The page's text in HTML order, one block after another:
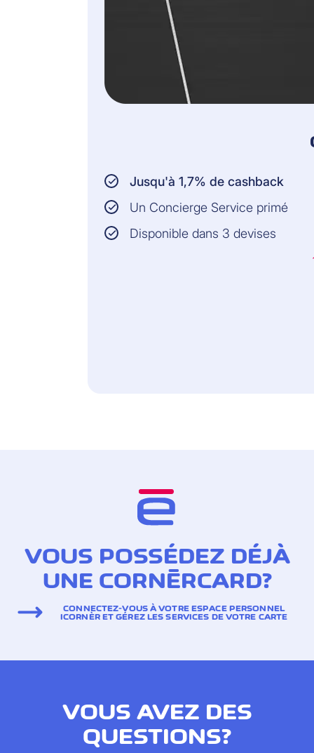
Jusqu'à 1,7% de cashback
Un Concierge Service primé
Disponible dans 3 devises
VOUS POSSÉDEZ DÉJÀ
UNE CORNÈRCARD?
CONNECTEZ-VOUS À VOTRE ESPACE PERSONNEL
ICORNÈR ET GÉREZ LES SERVICES DE VOTRE CARTE
VOUS AVEZ DES
QUESTIONS?